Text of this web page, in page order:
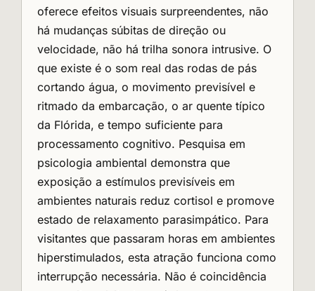
oferece efeitos visuais surpreendentes, não
há mudanças súbitas de direção ou
velocidade, não há trilha sonora intrusive. O
que existe é o som real das rodas de pás
cortando água, o movimento previsível e
ritmado da embarcação, o ar quente típico
da Flórida, e tempo suficiente para
processamento cognitivo. Pesquisa em
psicologia ambiental demonstra que
exposição a estímulos previsíveis em
ambientes naturais reduz cortisol e promove
estado de relaxamento parasimpático. Para
visitantes que passaram horas em ambientes
hiperstimulados, esta atração funciona como
interrupção necessária. Não é coincidência